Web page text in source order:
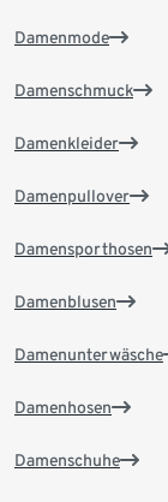
Damenmode
Damenschmuck
Damenkleider
Damenpullover
Damensporthosen
Damenblusen
Damenunterwäsche
Damenhosen
Damenschuhe